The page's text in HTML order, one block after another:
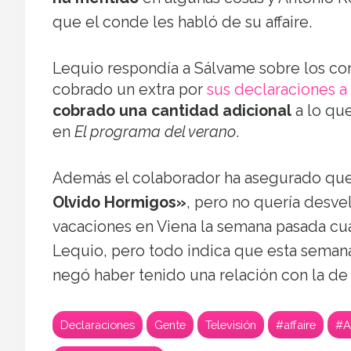
que el conde les habló de su affaire.
Lequio respondía a Sálvame sobre los
cobrado un extra por sus declaraciones a
cobrado una cantidad adicional a lo
en El programa del verano.
Además el colaborador ha asegurado
Olvido Hormigos», pero no quería
vacaciones en Viena la semana pasada
Lequio, pero todo indica que esta
negó haber tenido una relación con la de
Declaraciones Gente Televisión #affaire